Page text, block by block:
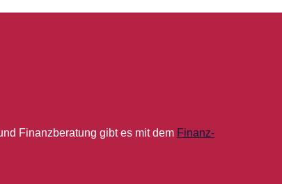
Finanzberatung gibt es mit dem Finanz-